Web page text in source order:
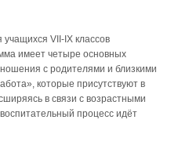
VII-IХ классов
имеет четыре основных
с родителями и близкими
которые присутствуют в
в связи с возрастными
процесс идёт